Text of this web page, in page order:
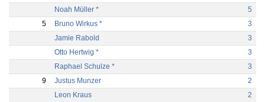
Noah Müller *
5
5
Bruno Wirkus *
3
Jamie Rabold
3
Otto Hertwig *
3
Raphael Schulze *
3
9
Justus Munzer
2
Leon Kraus
2